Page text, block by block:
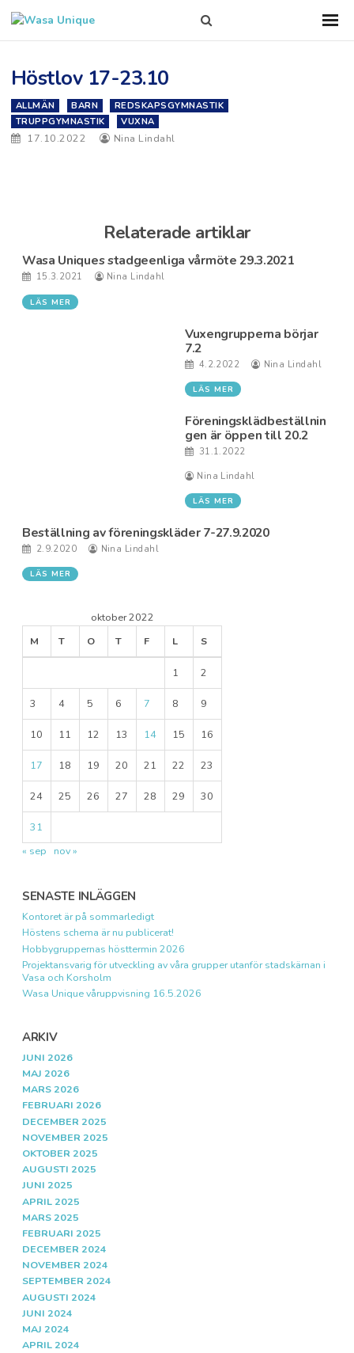
this
Höstlov 17-23.10
ALLMÄN BARN
REDSKAPSGYMNASTIK
TRUPPGYMNASTIK
VUXNA
17.10.2022 Nina Lindahl
Relaterade artiklar
Wasa Uniques stadgeenliga vårmöte 29.3.2021
15.3.2021 Nina Lindahl
LÄS MER
Vuxengrupperna börjar
7.2
4.2.2022 Nina Lindahl
LÄS MER
Föreningsklädbeställnin
gen är öppen till 20.2
31.1.2022
Nina Lindahl
LÄS MER
Beställning av föreningskläder 7-27.9.2020
2.9.2020 Nina Lindahl
LÄS MER
oktober 2022
M
T O T F L S
1 2
3 4 5 6 7 8 9
10 11 12 13 14 15 16
17 18 19 20 21 22 23
24 25 26 27 28 29 30
31
« sep
nov »
SENASTE INLÄGGEN
Kontoret är på sommarledigt
Höstens schema är nu publicerat!
Hobbygruppernas hösttermin 2026
Projektansvarig för utveckling av våra grupper utanför stadskärnan i
Vasa och Korsholm
Wasa Unique våruppvisning 16.5.2026
ARKIV
JUNI 2026
MAJ 2026
MARS 2026
FEBRUARI 2026
DECEMBER 2025
NOVEMBER 2025
OKTOBER 2025
AUGUSTI 2025
JUNI 2025
APRIL 2025
MARS 2025
FEBRUARI 2025
DECEMBER 2024
NOVEMBER 2024
SEPTEMBER 2024
AUGUSTI 2024
JUNI 2024
MAJ 2024
APRIL 2024